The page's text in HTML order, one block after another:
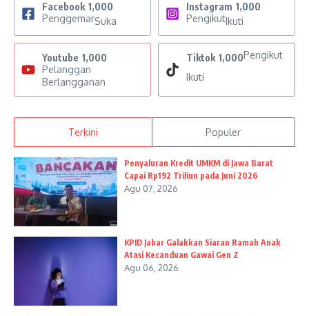
Facebook 1,000
PenggemarSuka
Instagram 1,000
PengikutIkuti
Youtube 1,000
Pelanggan
Berlangganan
Tiktok 1,000Pengikut
Ikuti
Terkini Populer
Penyaluran Kredit UMKM di Jawa Barat
Capai Rp192 Triliun pada Juni 2026
Agu 07, 2026
KPID Jabar Galakkan Siaran Ramah Anak
Atasi Kecanduan Gawai Gen Z
Agu 06, 2026